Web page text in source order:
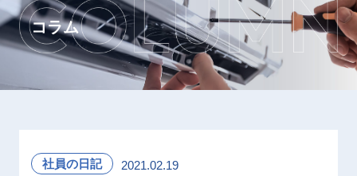
コラム
社員の日記 2021.02.19